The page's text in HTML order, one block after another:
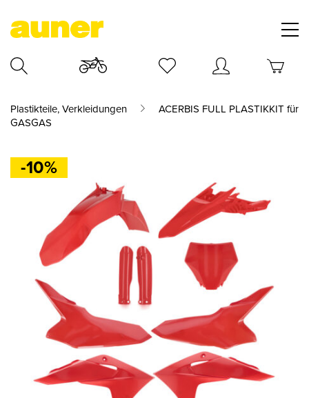
Plastikteile, Verkleidungen
ACERBIS FULL PLASTIKKIT für
GASGAS
-10%